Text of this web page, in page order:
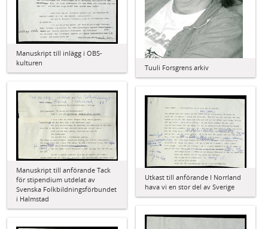
Manuskript till inlägg i OBS-
kulturen
Tuuli Forsgrens arkiv
Manuskript till anförande Tack
för stipendium utdelat av
Svenska Folkbildningsförbundet
i Halmstad
Utkast till anförande I Norrland
hava vi en stor del av Sverige